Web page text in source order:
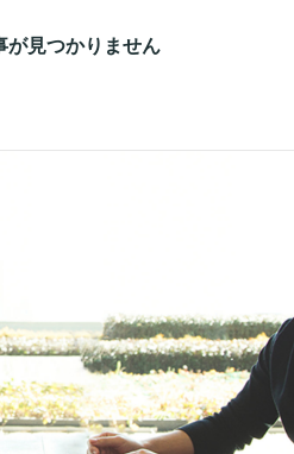
が見つかりません